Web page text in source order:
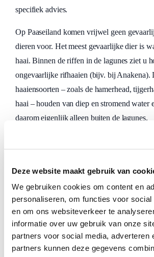
Deze website maakt gebruik van
We gebruiken cookies om content en
personaliseren, om functies voor social
en om ons websiteverkeer te
informatie over uw gebruik van onze
partners voor social media, adverteren
partners kunnen deze gegevens
specifiek advies.
Op Paaseiland komen vrijwel geen
dieren voor. Het meest gevaarlijke dier is
haai. Binnen de riffen in de lagunes ziet u
ongevaarlijke rifhaaien (bijv. bij Anakena).
haaiensoorten – zoals de hamerhead,
haai – houden van diep en stromend water
daarom eigenlijk alleen buiten de lagunes.
politie, brandweer en/of ambulance dan
van onderstaande alarmnummers.
Politie: 100-244
Brandweer: 100-264
Ambulance: 100-215